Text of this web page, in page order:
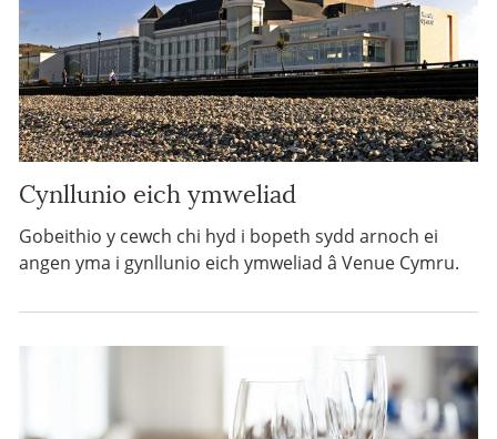
Cynllunio eich ymweliad
Gobeithio y cewch chi hyd i bopeth sydd arnoch ei
angen yma i gynllunio eich ymweliad â Venue Cymru.